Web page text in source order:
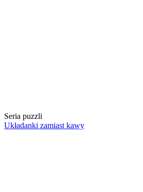
Seria puzzli
Układanki zamiast kawy